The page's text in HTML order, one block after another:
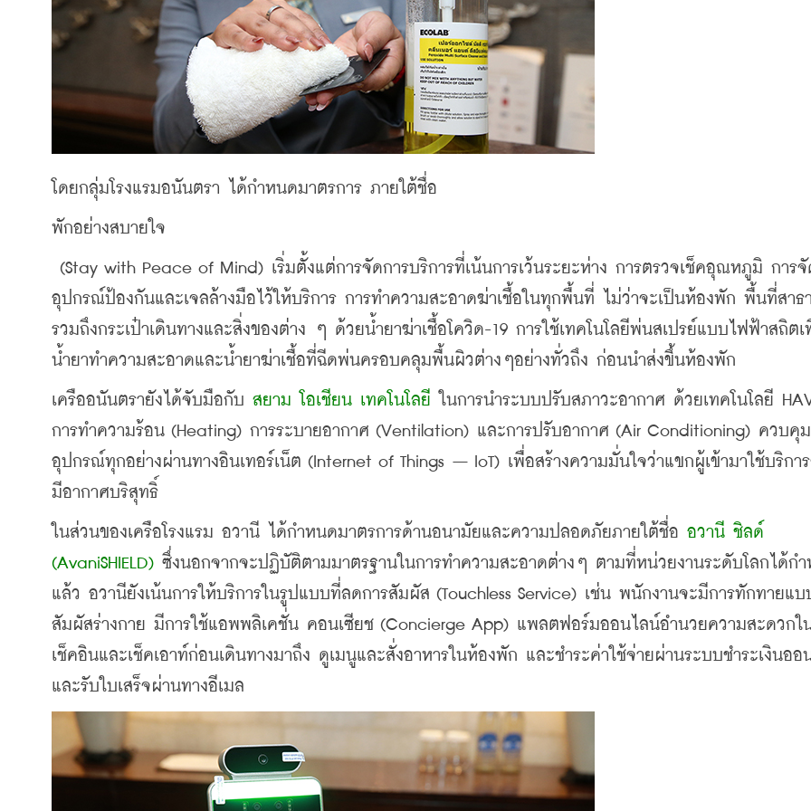
โดยกลุ่มโรงแรมอนันตรา ได้กำหนดมาตรการ ภายใต้ชื่อ
พักอย่างสบายใจ
อุปกรณ์ป้องกันและเจลล้างมือไว้ให้บริการ การทำความสะอาดฆ่าเชื้อในทุกพื้นที่ ไม่ว่าจะเป็นห้องพัก พื้นที่สาธ
รวมถึงกระเป๋าเดินทางและสิ่งของต่าง ๆ ด้วยน้ำยาฆ่าเชื้อโควิด-19 การใช้เทคโนโลยีพ่นสเปรย์แบบไฟฟ้าสถิตเ
น้ำยาทำความสะอาดและน้ำยาฆ่าเชื้อที่ฉีดพ่นครอบคลุมพื้นผิวต่างๆอย่างทั่วถึง ก่อนนำส่งขึ้นห้องพัก
เครืออนันตรายังได้จับมือกับ สยาม โอเชียน เทคโนโลยี ในการนำระบบปรับสภาวะอากาศ ด้วยเทคโนโลยี
การทำความร้อน (Heating) การระบายอากาศ (Ventilation) และการปรับอากาศ (Air Conditioning) ควบคุม
อุปกรณ์ทุกอย่างผ่านทางอินเทอร์เน็ต (Internet of Things – IoT) เพื่อสร้างความมั่นใจว่าแขกผู้เข้ามาใช้บริกา
มีอากาศบริสุทธิ์
ในส่วนของเครือโรงแรม อวานี ได้กำหนดมาตรการด้านอนามัยและความปลอดภัยภายใต้ชื่อ อวานี ชิลด์
(AvaniSHIELD) ซึ่งนอกจากจะปฏิบัติตามมาตรฐานในการทำความสะอาดต่างๆ ตามที่หน่วยงานระดับโลกได้ก
แล้ว อวานียังเน้นการให้บริการในรูปแบบที่ลดการสัมผัส (Touchless Service) เช่น พนักงานจะมีการทักทายแบ
สัมผัสร่างกาย มีการใช้แอพพลิเคชั่น คอนเซียช (Concierge App) แพลตฟอร์มออนไลน์อำนวยความสะดวกใ
เช็คอินและเช็คเอาท์ก่อนเดินทางมาถึง ดูเมนูและสั่งอาหารในห้องพัก และชำระค่าใช้จ่ายผ่านระบบชำระเงินออ
และรับใบเสร็จผ่านทางอีเมล